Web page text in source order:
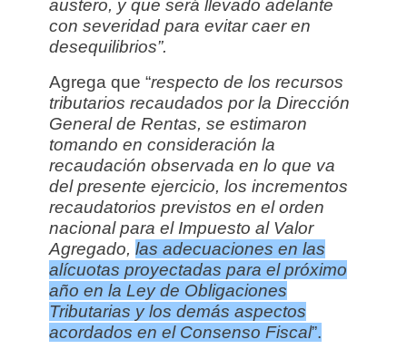
austero, y que será llevado adelante
con severidad para evitar caer en
desequilibrios”.
Agrega que “respecto de los recursos
tributarios recaudados por la Dirección
General de Rentas, se estimaron
tomando en consideración la
recaudación observada en lo que va
del presente ejercicio, los incrementos
recaudatorios previstos en el orden
nacional para el Impuesto al Valor
Agregado, las adecuaciones en las
alícuotas proyectadas para el próximo
año en la Ley de Obligaciones
Tributarias y los demás aspectos
acordados en el Consenso Fiscal”.